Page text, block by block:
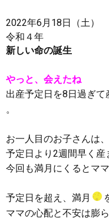
2022年6月18日（土）
令和４年
新しい命の誕生
やっと、会えたね
出産予定日を8日過ぎ
。
お一人目のお子さんは、
予定日より2週間早く産
今回も満月にくるとマ
予定日を超え、満月
ママの心配と不安は膨